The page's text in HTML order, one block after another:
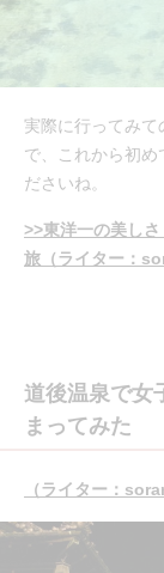
実際に行ってみて
で、これから初め
ださいね。
>>東洋一の美し
旅（ライター：
道後温泉で女
まってみた
（ライター：